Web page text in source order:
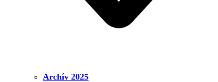
Archív 2025